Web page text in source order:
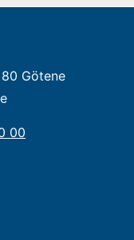
Götene
00